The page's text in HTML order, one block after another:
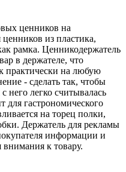
ценников на
из пластика,
рамка. Ценникодержатель
в держателе, что
практически на любую
- сделать так, чтобы
легко считывалась
для гастрономического
на торец полки,
Держатель для рекламы
информации и
к товару.